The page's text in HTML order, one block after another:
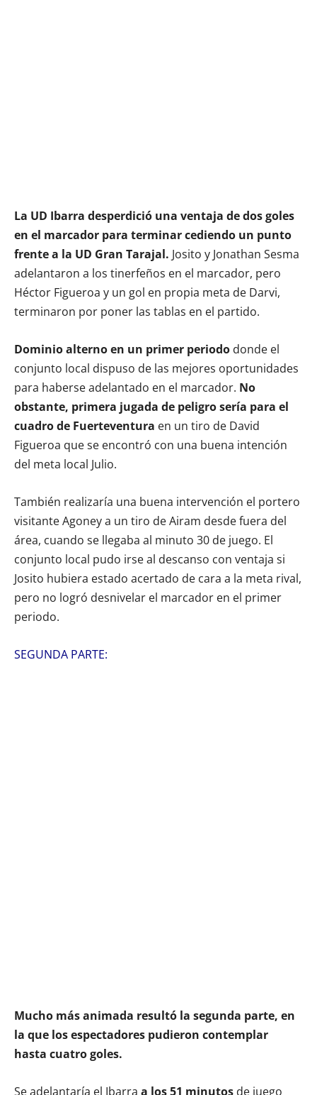
La UD Ibarra desperdició una ventaja de dos goles
en el marcador para terminar cediendo un punto
frente a la UD Gran Tarajal. Josito y Jonathan Sesma
adelantaron a los tinerfeños en el marcador, pero
Héctor Figueroa y un gol en propia meta de Darvi,
terminaron por poner las tablas en el partido.
Dominio alterno en un primer periodo donde el
conjunto local dispuso de las mejores oportunidades
para haberse adelantado en el marcador. No
obstante, primera jugada de peligro sería para el
cuadro de Fuerteventura en un tiro de David
Figueroa que se encontró con una buena intención
del meta local Julio.
También realizaría una buena intervención el portero
visitante Agoney a un tiro de Airam desde fuera del
área, cuando se llegaba al minuto 30 de juego. El
conjunto local pudo irse al descanso con ventaja si
Josito hubiera estado acertado de cara a la meta rival,
pero no logró desnivelar el marcador en el primer
periodo.
SEGUNDA PARTE:
Mucho más animada resultó la segunda parte, en
la que los espectadores pudieron contemplar
hasta cuatro goles.
Se adelantaría el Ibarra a los 51 minutos de juego